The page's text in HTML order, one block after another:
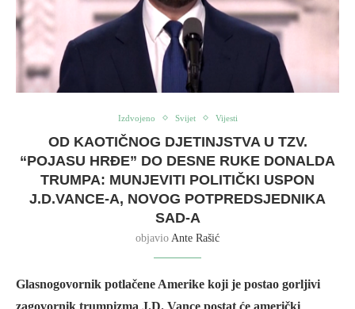
Izdvojeno Svijet Vijesti
OD KAOTIČNOG DJETINJSTVA U TZV.
“POJASU HRĐE” DO DESNE RUKE DONALDA
TRUMPA: MUNJEVITI POLITIČKI USPON
J.D.VANCE-A, NOVOG POTPREDSJEDNIKA
SAD-A
objavio Ante Rašić
Glasnogovornik potlačene Amerike koji je postao gorljivi
zagovornik trumpizma J.D. Vance postat će američki